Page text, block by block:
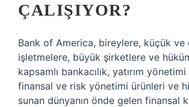
ÇALIŞIYOR?
Bank of America, bireylere, küçük
işletmelere, büyük şirketlere ve
kapsamlı bankacılık, yatırım
finansal ve risk yönetimi ürünleri ve
sunan dünyanın önde gelen finansal